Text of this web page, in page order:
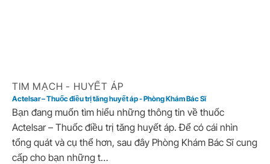
TIM MẠCH - HUYẾT ÁP
Actelsar – Thuốc điều trị tăng huyết áp - Phòng Khám Bác Sĩ
Bạn đang muốn tìm hiểu những thông tin về thuốc
Actelsar – Thuốc điều trị tăng huyết áp. Để có cái nhìn
tổng quát và cụ thể hơn, sau đây Phòng Khám Bác Sĩ cung
cấp cho bạn những t…